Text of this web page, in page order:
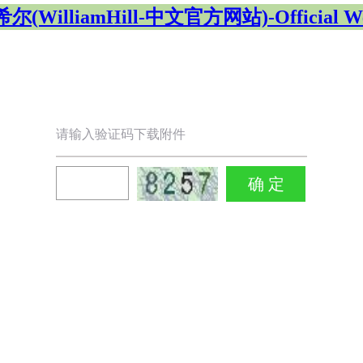
尔(WilliamHill-中文官方网站)-Official
请输入验证码下载附件